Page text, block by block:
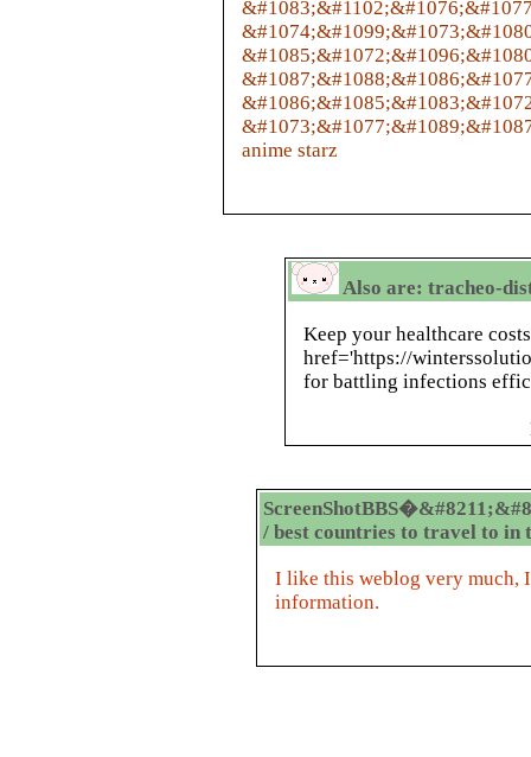
anime starz
Also are: tracheo-
Keep your healthcare
href='https://
for battling infections
/ best countries to travel to in
I like this weblog very much,
information.